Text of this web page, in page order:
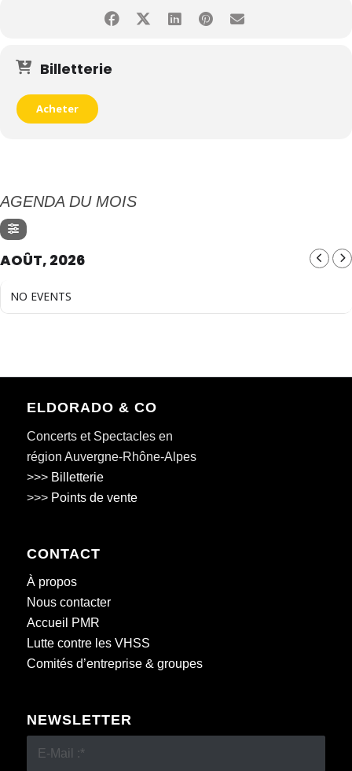
Billetterie
Acheter
AGENDA DU MOIS
AOÛT, 2026
NO EVENTS
ELDORADO & CO
Concerts et Spectacles en
région Auvergne-Rhône-Alpes
>>> Billetterie
>>> Points de vente
CONTACT
À propos
Nous contacter
Accueil PMR
Lutte contre les VHSS
Comités d’entreprise & groupes
NEWSLETTER